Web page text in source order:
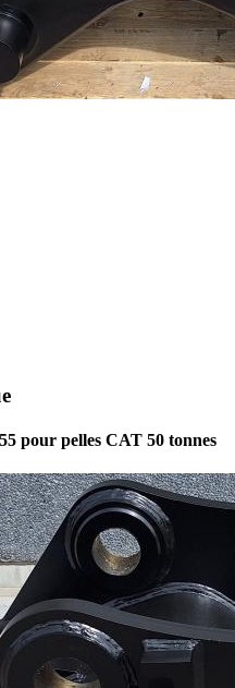
pour pelles CAT 50 tonnes